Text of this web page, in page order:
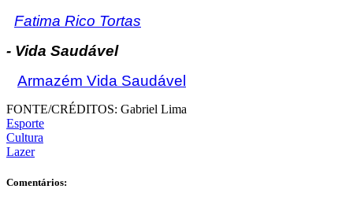
Fatima Rico Tortas
- Vida Saudável
Armazém Vida Saudável
FONTE/CRÉDITOS: Gabriel Lima
Esporte
Cultura
Lazer
Comentários: